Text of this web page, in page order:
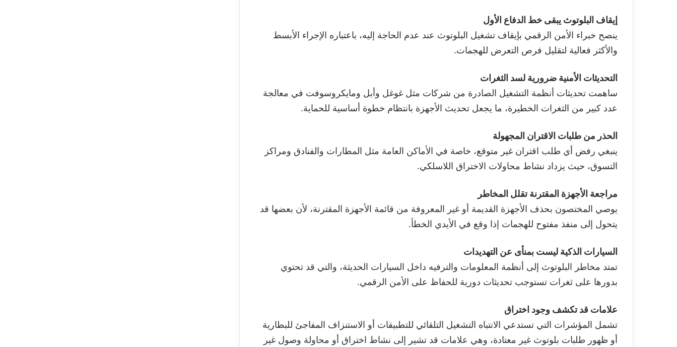
إيقاف البلوتوث يبقى خط الدفاع الأول
ينصح خبراء الأمن الرقمي بإيقاف تشغيل البلوتوث عند عدم الحاجة إليه، باعتباره الإجراء الأبسط
والأكثر فعالية لتقليل فرص التعرض للهجمات.
التحديثات الأمنية ضرورية لسد الثغرات
ساهمت تحديثات أنظمة التشغيل الصادرة من شركات مثل غوغل وأبل ومايكروسوفت في معالجة
عدد كبير من الثغرات الخطيرة، ما يجعل تحديث الأجهزة بانتظام خطوة أساسية للحماية.
الحذر من طلبات الاقتران المجهولة
ينبغي رفض أي طلب اقتران غير متوقع، خاصة في الأماكن العامة مثل المطارات والفنادق ومراكز
التسوق، حيث يزداد نشاط محاولات الاختراق اللاسلكي.
مراجعة الأجهزة المقترنة تقلل المخاطر
يوصي المختصون بحذف الأجهزة القديمة أو غير المعروفة من قائمة الأجهزة المقترنة، لأن بعضها قد
يتحول إلى منفذ مفتوح للهجمات إذا وقع في الأيدي الخطأ.
السيارات الذكية ليست بمنأى عن التهديدات
تمتد مخاطر البلوتوث إلى أنظمة المعلومات والترفيه داخل السيارات الحديثة، والتي قد تحتوي
بدورها على ثغرات تستوجب تحديثات دورية للحفاظ على الأمن الرقمي.
علامات قد تكشف وجود اختراق
تشمل المؤشرات التي تستدعي الانتباه التشغيل التلقائي للتطبيقات أو الاستنزاف المفاجئ للبطارية
أو ظهور طلبات بلوتوث غير معتادة، وهي علامات قد تشير إلى نشاط اختراق أو محاولة وصول غير